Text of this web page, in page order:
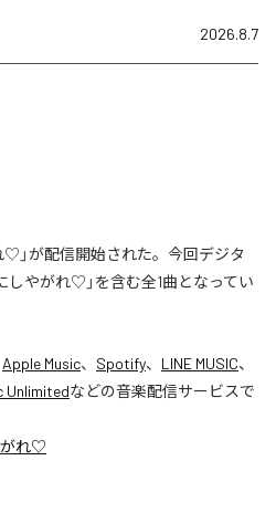
2026.8.7
♡」が配信開始された。今回デジタ
しやがれ♡」を含む全1曲となってい
Apple Music、 Spotify、 LINE MUSIC、
Unlimitedなどの音楽配信サービスで
がれ♡